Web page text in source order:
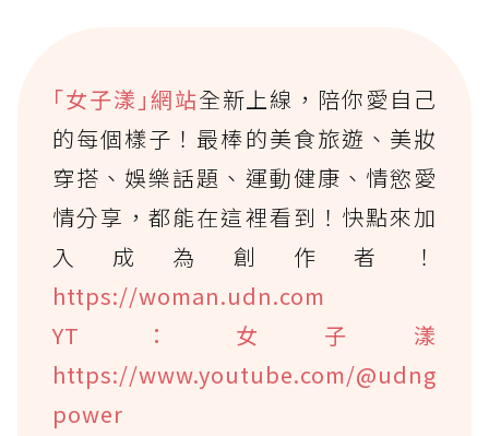
｢女子漾｣網站全新上線，陪你愛自己
的每個樣子！最棒的美食旅遊、美妝
穿搭、娛樂話題、運動健康、情慾愛
情分享，都能在這裡看到！快點來加
入成為創作者！
https://woman.udn.com
YT：女子漾
https://www.youtube.com/@udng
power